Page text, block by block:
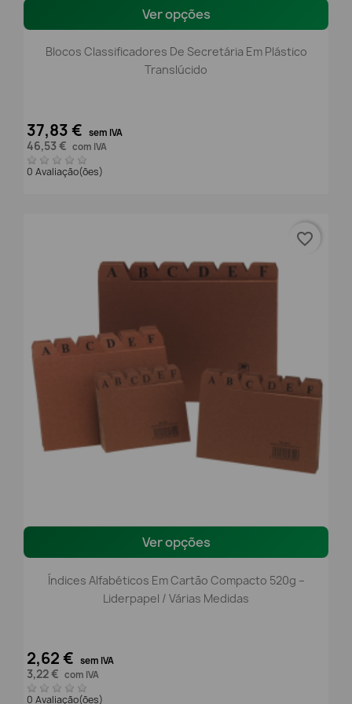
Ver opções
Blocos Classificadores De Secretária Em Plástico
Translúcido
37,83 € sem IVA
46,53 € com IVA
0 Avaliação(ões)
Ver opções
Índices Alfabéticos Em Cartão Compacto 520g –
Liderpapel / Várias Medidas
2,62 € sem IVA
3,22 € com IVA
0 Avaliação(ões)
favorite_border